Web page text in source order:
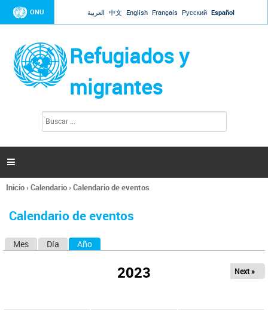
Jump to navigation
ONU العربية 中文 English Français Русский Español
Refugiados y
migrantes
l
s

Se
usted
Inicio›Calendario›Calendario de eventos
Calendario de eventos
Mes Día Año
2023 Next »